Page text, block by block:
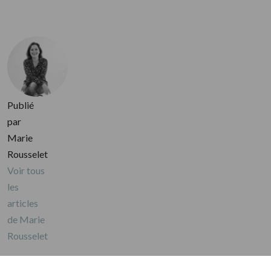
Publié
par
Marie
Rousselet
Voir tous
les
articles
de Marie
Rousselet